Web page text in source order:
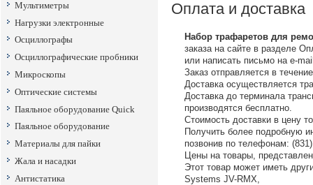
Мультиметры
Нагрузки электронные
Осциллографы
Осциллографические пробники
Микроскопы
Оптические системы
Паяльное оборудование Quick
Паяльное оборудование
Материалы для пайки
Жала и насадки
Антистатика
Оплата и доставка
Набор трафаретов для
заказа на сайте в разделе
или написать письмо на е-
Заказ отправляется в
Доставка осуществляется
Доставка до терминала
производятся бесплатно.
Стоимость доставки в цену
Получить более подробную
позвонив по телефонам:
Цены на товары,
Этот товар может иметь
Systems JV-RMX,